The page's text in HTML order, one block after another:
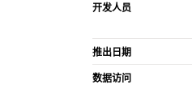
开发人员
推出日期
数据访问